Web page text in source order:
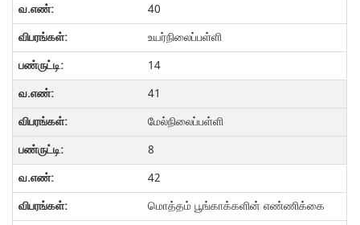
40
உயர்நிலைப்பள்ளி
14
41
மேல்நிலைப்பள்ளி
8
42
மொத்தம் பூங்காக்களின் எண்ணிக்கை